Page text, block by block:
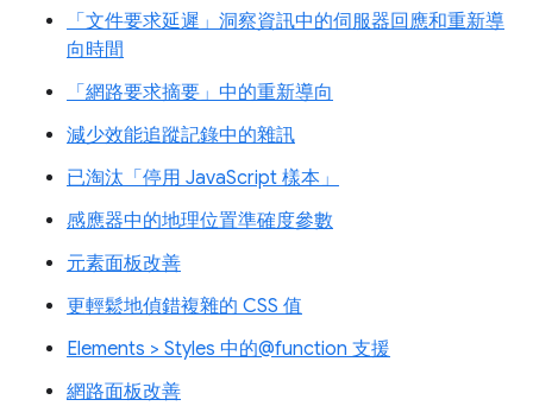
「文件要求延遲」洞察資訊中的伺服器回應和重新導
向時間
「網路要求摘要」中的重新導向
減少效能追蹤記錄中的雜訊
已淘汰「停用 JavaScript 樣本」
感應器中的地理位置準確度參數
元素面板改善
更輕鬆地偵錯複雜的 CSS 值
Elements > Styles 中的@function 支援
網路面板改善